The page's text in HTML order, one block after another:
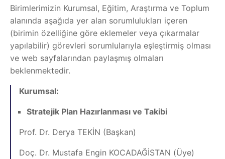
TOPLUMA KATKI
ADAY ÖĞRENCILER
Birimlerimizin Kurumsal, Eğitim, Araştırma ve Toplum
alanında aşağıda yer alan sorumlulukları içeren
(birimin özelliğine göre eklemeler veya çıkarmalar
yapılabilir) görevleri sorumlularıyla eşleştirmiş olması
ve web sayfalarından paylaşmış olmaları
beklenmektedir.
Kurumsal:
Stratejik Plan Hazırlanması ve Takibi
Prof. Dr. Derya TEKİN (Başkan)
Doç. Dr. Mustafa Engin KOCADAĞİSTAN (Üye)